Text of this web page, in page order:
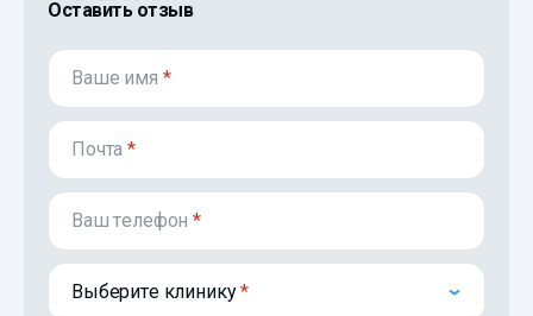
Оставить отзыв
Ваше имя *
Почта*
Ваш телефон*
Выберите клинику